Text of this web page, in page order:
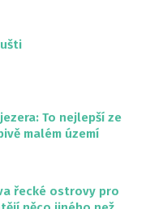
To nejlepší ze
malém území
řecké ostrovy pro